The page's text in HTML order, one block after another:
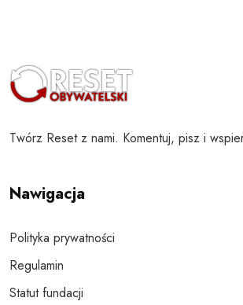
Twórz Reset z nami. Komentuj, pisz i
Nawigacja
Polityka prywatności
Regulamin
Statut fundacji